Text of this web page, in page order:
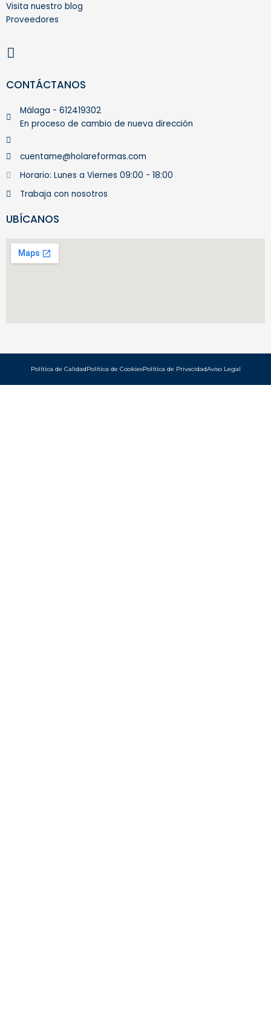
Visita nuestro blog
Proveedores
I
n
t
g
a
m
CONTÁCTANOS
Málaga - 612419302
En proceso de cambio de nueva dirección
cuentame@holareformas.com
Horario: Lunes a Viernes 09:00 - 18:00
Trabaja con nosotros
UBÍCANOS
Política de CalidadPolítica de CookiesPolítica de PrivacidadAviso Legal